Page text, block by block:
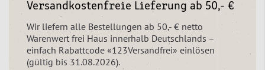
Versandkostenfreie Lieferung ab 50,- €
Wir liefern alle Bestellungen ab 50,- € netto
Warenwert frei Haus innerhalb Deutschlands –
einfach Rabattcode «123Versandfrei» einlösen
(gültig bis 31.08.2026).